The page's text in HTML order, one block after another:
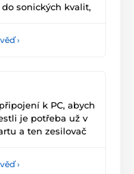
sonických kvalit,
›
k PC, abych
je potřeba už v
a ten zesilovač
›